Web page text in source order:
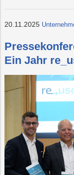
20.11.2025
Ein Jahr